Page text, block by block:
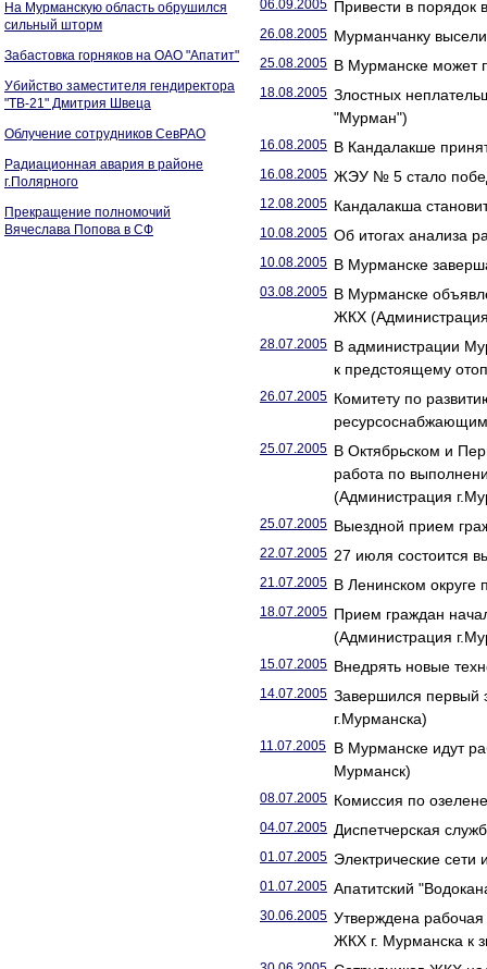
На Мурманскую область обрушился
сильный шторм
Забастовка горняков на ОАО "Апатит"
Убийство заместителя гендиректора
"ТВ-21" Дмитрия Швеца
Облучение сотрудников СевРАО
Радиационная авария в районе
г.Полярного
Прекращение полномочий
Вячеслава Попова в СФ
06.09.2005 Привести в порядок
26.08.2005 Мурманчанку
25.08.2005 В Мурманске может
18.08.2005 Злостных
"Мурман")
16.08.2005 В Кандалакше
16.08.2005 ЖЭУ № 5 стало
12.08.2005 Кандалакша
10.08.2005 Об итогах анализа
10.08.2005 В Мурманске
03.08.2005 В Мурманске
ЖКХ
28.07.2005 В администрации
к предстоящему
26.07.2005 Комитету по
25.07.2005 В Октябрьском и
работа по
(Администрация
25.07.2005 Выездной прием
22.07.2005 27 июля состоится
21.07.2005 В Ленинском
18.07.2005 Прием граждан
(Администрация
15.07.2005 Внедрять новые
14.07.2005 Завершился первый
г.Мурманска)
11.07.2005 В Мурманске идут
Мурманск)
08.07.2005 Комиссия по
04.07.2005 Диспетчерская
01.07.2005 Электрические
01.07.2005 Апатитский
30.06.2005 Утверждена
ЖКХ г. Мурманска к